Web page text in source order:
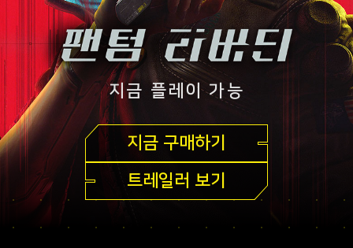
지금 플레이 가능
지금 구매하기
트레일러 보기